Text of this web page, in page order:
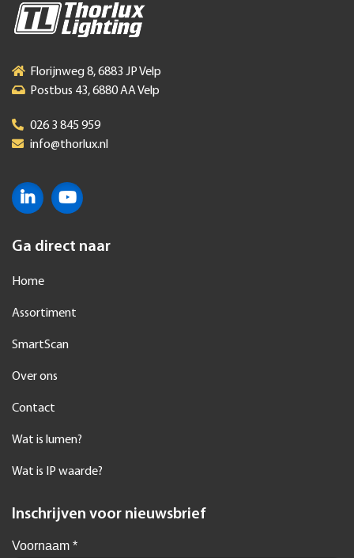
Florijnweg 8, 6883 JP Velp
Postbus 43, 6880 AA Velp
026 3 845 959
info@thorlux.nl
Ga direct naar
Home
Assortiment
SmartScan
Over ons
Contact
Wat is lumen?
Wat is IP waarde?
Inschrijven voor nieuwsbrief